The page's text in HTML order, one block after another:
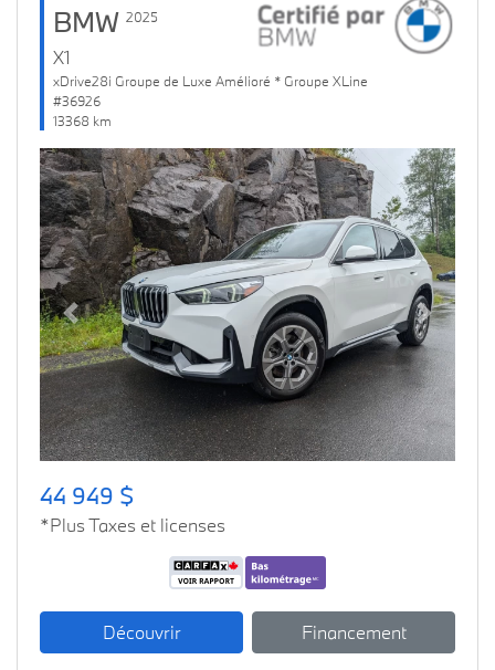
BMW 2025
X1
xDrive28i Groupe de Luxe Amélioré * Groupe XLine
#36926
13368 km
Previous Next
44 949 $
*Plus Taxes et licenses
Découvrir Financement